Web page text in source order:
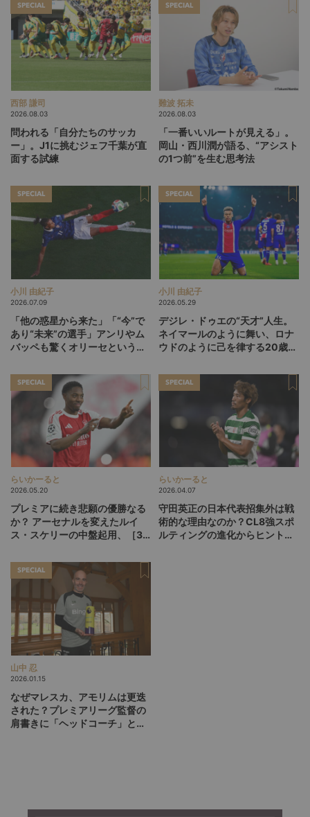
SPECIAL
西部 謙司
2026.08.03
問われる「自分たちのサッカ
ー」。J1に挑むジェフ千葉が直
面する試練
SPECIAL
難波 拓未
2026.08.03
「一番いいルートが見える」。
岡山・西川潤が語る、“アシスト
の1つ前”を生む思考法
SPECIAL
小川 由紀子
2026.07.09
「他の惑星から来た」「“今”で
あり“未来”の選手」アンリやム
バッペも驚くオリーセというフ
SPECIAL
小川 由紀子
2026.05.29
デジレ・ドゥエの“天才”人生。
ネイマールのように舞い、ロナ
ウドのように己を律する20歳
SPECIAL
らいかーると
2026.05.20
プレミアに続き悲願の優勝なる
か？ アーセナルを変えたルイ
ス・スケリーの中盤起用、［3-
肢
SPECIAL
らいかーると
2026.04.07
守田英正の日本代表招集外は戦
術的な理由なのか？CL8強スポ
ルティングの進化からヒントを
SPECIAL
山中 忍
2026.01.15
なぜマレスカ、アモリムは更迭
された？プレミアリーグ監督の
肩書きに「ヘッドコーチ」と